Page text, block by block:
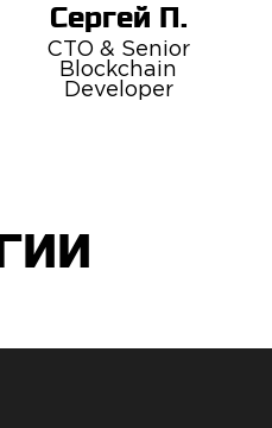
Сергей П.
CTO & Senior
Blockchain
Developer